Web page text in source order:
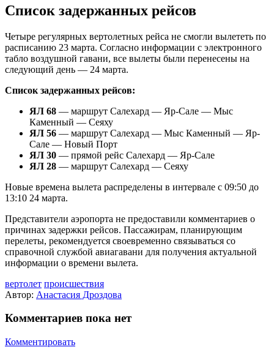
Список задержанных рейсов
Четыре регулярных вертолетных рейса не смогли вылететь по
расписанию 23 марта. Согласно информации с электронного
табло воздушной гавани, все вылеты были перенесены на
следующий день — 24 марта.
Список задержанных рейсов:
ЯЛ 68 — маршрут Салехард — Яр-Сале — Мыс
Каменный — Сеяху
ЯЛ 56 — маршрут Салехард — Мыс Каменный — Яр-
Сале — Новый Порт
ЯЛ 30 — прямой рейс Салехард — Яр-Сале
ЯЛ 28 — маршрут Салехард — Сеяху
Новые времена вылета распределены в интервале с 09:50 до
13:10 24 марта.
Представители аэропорта не предоставили комментариев о
причинах задержки рейсов. Пассажирам, планирующим
перелеты, рекомендуется своевременно связываться со
справочной службой авиагавани для получения актуальной
информации о времени вылета.
вертолет происшествия
Автор: Анастасия Дроздова
Комментариев пока нет
Комментировать